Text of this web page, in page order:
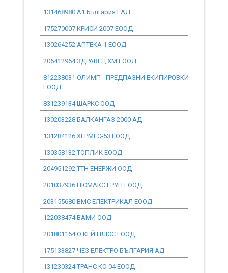
131468980 А1 България ЕАД
175270007 КРИСИ 2007 ЕООД
130264252 АПТЕКА 1 ЕООД
206412964 ЗДРАВЕЦ ХМ ЕООД
812238031 ОЛИМП - ПРЕДПАЗНИ ЕКИПИРОВКИ
ЕООД
831239134 ШАРКС ООД
130203228 БАЛКАНГАЗ 2000 АД
131284126 ХЕРМЕС-53 ЕООД
130358132 ТОПЛИК ЕООД
204951292 ТТН ЕНЕРЖИ ООД
201037936 НЮМАКС ГРУП ЕООД
203155680 ВМС ЕЛЕКТРИКАЛ ЕООД
122038474 ВАМИ ООД
201801164 О КЕЙ ПЛЮС ЕООД
175133827 ЧЕЗ ЕЛЕКТРО БЪЛГАРИЯ АД
131230324 ТРАНС КО 04 ЕООД